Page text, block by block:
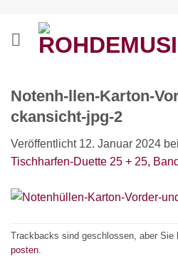
springen
Notenh-llen-Karton-
ckansicht-jpg-2
Veröffentlicht 12. Januar 2024 bei
Tischharfen-Duette 25 + 25,
Trackbacks sind geschlossen, aber Sie
posten